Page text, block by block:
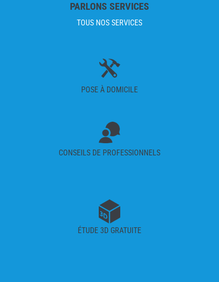
PARLONS SERVICES
TOUS NOS SERVICES
POSE À DOMICILE
CONSEILS DE PROFESSIONNELS
ÉTUDE 3D GRATUITE